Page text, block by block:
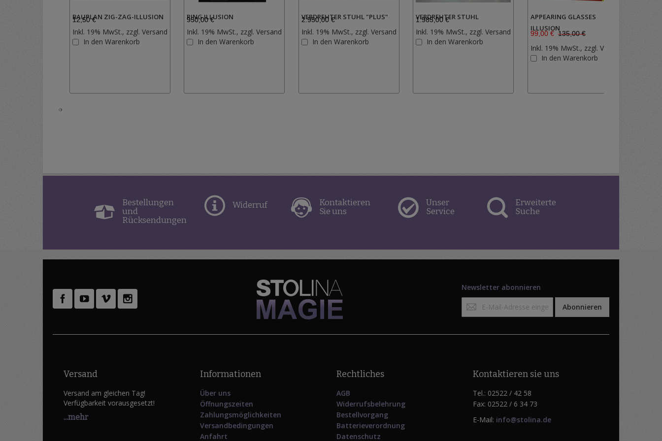
BAUPLAN ZIG-ZAG-ILLUSION
12,50 €
Inkl. 19% MwSt., zzgl. Versand
In den Warenkorb
RING ILLUSION
950,00 €
Inkl. 19% MwSt., zzgl.Versand
In den Warenkorb
VERDREHTER STUHL "PLUS"
2.950,00 €
Inkl. 19% MwSt., zzgl. Versand
In den Warenkorb
VERDREHTER STUHL
1.985,00 €
Inkl. 19% MwSt., zzgl.Versand
In den Warenkorb
Wunschliste
hinzufügen
APPEARING GLASSES
ILLUSION
99,00 € 135,00 €
Inkl. 19% MwSt., zzgl. Versand
In den Warenkorb
‹›
Bestellungen
und
Rücksendungen
Widerruf
Kontaktieren
Sie uns
Unser
Service
Erweiterte
Suche
Newsletter abonnieren
zum
Abonnieren
Versand
Versand am gleichen Tag!
Verfügbarkeit vorausgesetzt!
...mehr
Informationen
Über uns
Öffnungszeiten
Zahlungsmöglichkeiten
Versandbedingungen
Anfahrt
Rechtliches
AGB
Widerrufsbelehrung
Bestellvorgang
Batterieverordnung
Datenschutz
Kontaktieren sie uns
Tel.: 02522 / 42 58
Fax: 02522 / 6 34 73
E-Mail: info@stolina.de